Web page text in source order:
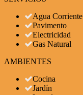
Agua Corriente
Pavimento
Electricidad
Gas Natural
AMBIENTES
Cocina
Jardín